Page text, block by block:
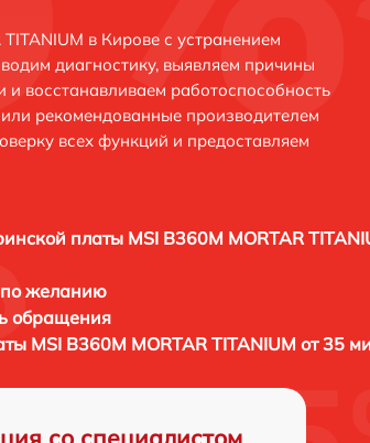
в Кирове с устранением
диагностику, выявляем причины
восстанавливаем работоспособность
рекомендованные производителем
всех функций и предоставляем
платы MSI B360M MORTAR
желанию
обращения
MSI B360M MORTAR TITANIUM от 35